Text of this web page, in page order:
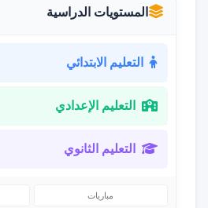
المستويات الدراسية
التعليم الابتدائي
التعليم الإعدادي
التعليم الثانوي
مباريات